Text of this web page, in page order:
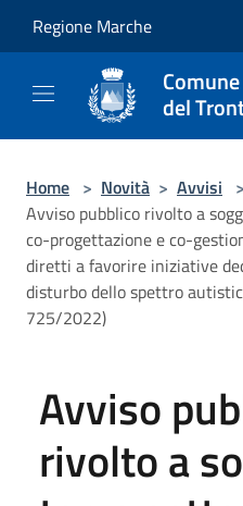
Regione Marche
del
Home > Novità > Avvisi >
Avviso pubblico rivolto a
co-progettazione e co-
diretti a favorire iniziative
disturbo dello spettro
725/2022)
Avviso
rivolto a